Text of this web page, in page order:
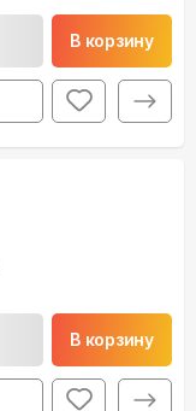
В корзину
В корзину